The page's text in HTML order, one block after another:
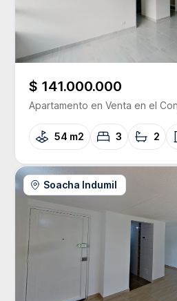
$ 141.000.000
Apartamento en Venta en el
54 m2 3 2
Soacha Indumil